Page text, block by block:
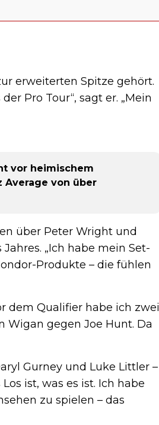
erweiterten Spitze gehört.
Pro Tour“, sagt er. „Mein
vor heimischem
Average von über
über Peter Wright und
„Ich habe mein Set-
Produkte – die fühlen
dem Qualifier habe ich zwei
Wigan gegen Joe Hunt. Da
Gurney und Luke Littler –
ist, was es ist. Ich habe
zu spielen – das